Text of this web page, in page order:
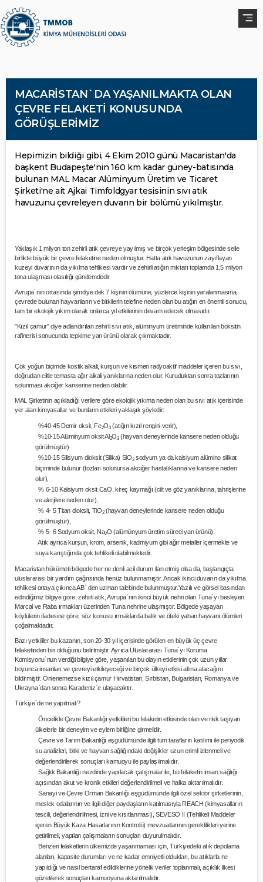
MACARİSTAN`DA YAŞANILMAKTA OLAN
ÇEVRE FELAKETİ KONUSUNDA
GÖRÜŞLERİMİZ
Hepimizin bildiği gibi, 4 Ekim 2010 günü Macaristan'da
başkent Budapeşte'nin 160 km kadar güney-batısında
bulunan MAL Macar Alüminyum Üretim ve Ticaret
Şirketi'ne ait Ajkai Timfoldgyar tesisinin sıvı atık
havuzunu çevreleyen duvarın bir bölümü yıkılmıştır.
Yaklaşık 1 milyon ton zehirli atık çevreye yayılmış ve birçok yerleşim bölgesinde selle
birlikte büyük bir çevre felaketine neden olmuştur. Hatta atık havuzunun zayıflayan
kuzeyi duvarının da yıkılma tehlikesi vardır ve zehirli atığın miktarı toplamda 1,5 milyon
tona ulaşması olasılığı gündemdedir.
Avrupa`nın ortasında şimdiye dek 7 kişinin ölümüne, yüzlerce kişinin yaralanmasına,
çevrede bulunan hayvanların ve bitkilerin telefine neden olan bu atığın en önemli sonucu,
tam bir ekolojik yıkım olarak onlarca yıl etkilerinin devam edecek olmasıdır.
"Kızıl çamur" diye adlandırılan zehirli sıvı atık, alüminyum üretiminde kullanılan boksitin
rafinerisi sonucunda tepkime yan ürünü olarak çıkmaktadır.
Çok yoğun biçimde kostik alkali, kurşun ve kısmen radyoaktif maddeler içeren bu sıvı,
doğrudan ciltle temasta ağır alkali yanıklarına neden olur. Kuruduktan sonra tozlarının
solunması akciğer kanserine neden olabilir.
MAL Şirketinin açıkladığı verilere göre ekolojik yıkıma neden olan bu sıvı atık içerisinde
yer alan kimyasallar ve bunların etkileri yaklaşık şöyledir:
%40-45 Demir oksit, Fe2O3(atığın kızıl rengini verir),
%10-15 Alüminyum oksit Al2O3(hayvan deneylerinde kansere neden olduğu
görülmüştür)
%10-15 Silisyum dioksit (Silika) SiO2sodyum ya da kalsiyum alümino silikat
biçiminde bulunur (tozları solunursa akciğer hastalıklarına ve kansere neden
olur),
% 6-10 Kalsiyum oksit CaO, kireç kaymağı (cilt ve göz yanıklarına, tahrişlerine
ve alerjilere neden olur),
% 4- 5 Titan dioksit, TiO2(hayvan deneylerinde kansere neden olduğu
görülmüştür),
% 5- 6 Sodyum oksit, Na2O (alümünyum üretim süreci yan ürünü),
Atık ayrıca kurşun, krom, arsenik, kadmiyum gibi ağır metaller içermekte ve
suya karıştığında çok tehlikeli olabilmektedir.
Macaristan hükümeti bölgede her ne denli acil durum ilan etmiş olsa da, başlangıçta
uluslararası bir yardım çağrısında henüz bulunmamıştır. Ancak ikinci duvarın da yıkılma
tehlikesi ortaya çıkınca AB` den uzman talebinde bulunmuştur.Yazılı ve görsel basından
edindiğimiz bilgiye göre, zehirli atık, Avrupa`nın ikinci büyük nehri olan Tuna`yı besleyen
Marcal ve Raba ırmakları üzerinden Tuna nehrine ulaşmıştır. Bölgede yaşayan
köylülerin ifadesine göre, söz konusu ırmaklarda balık ve öteki yaban hayvanı ölümleri
çoğalmaktadır.
Bazı yetkililer bu kazanın, son 20-30 yıl içerisinde görülen en büyük üç çevre
felaketinden biri olduğunu belirtmiştir. Ayrıca Uluslararası Tuna`yı Koruma
Komisyonu`nun verdiği bilgiye göre, yaşanılan bu olayın etkilerinin çok uzun yıllar
boyunca insanları ve çevreyi etkileyeceği ve birçok ülkeyi etkisi altına alacağını
bildirmiştir. Önlenemezse kızıl çamur Hırvatistan, Sırbistan, Bulgaristan, Romanya ve
Ukrayna`dan sonra Karadeniz`e ulaşacaktır.
Türkiye`de ne yapılmalı?
Öncelikle Çevre Bakanlığı yetkilileri bu felaketin etkisinde olan ve risk taşıyan
ülkelerle bir deneyim ve eylem birliğine girmelidir.
Çevre ve Tarım Bakanlığı eşgüdümünde ilgili tüm tarafların katılımı ile periyodik
su analizleri, bitki ve hayvan sağlığındaki değişikler uzun erimli izlenmeli ve
değerlendirilerek sonuçları kamuoyu ile paylaşılmalıdır.
Sağlık Bakanlığı nezdinde yapılacak çalışmalar ile, bu felaketin insan sağlığı
açısından akut ve kronik etkileri değerlendirilmeli ve halka aktarılmalıdır.
Sanayi ve Çevre Orman Bakanlığı eşgüdümünde ilgili özel sektör şirketlerinin,
meslek odalarının ve ilgili diğer paydaşların katılmasıyla REACH (kimyasalların
tescili, değerlendirilmesi, izni ve kısıtlanması), SEVESO II (Tehlikeli Maddeler
içeren Büyük Kaza Hasarlarının Kontrolü) mevzuatlarının gereklilikleri yerine
getirilmeli, yapılan çalışmaların sonuçları duyurulmalıdır.
Benzeri felaketlerin ülkemizde yaşanmaması için, Türkiyedeki atık depolama
alanları, kapasite durumları ve ne kadar emniyetli oldukları, bu atıklarla ne
yapıldığı ve nasıl bertaraf edildiklerine yönelik veriler toplanmalı, açıklık ilkesi
gözetilerek sonuçları kamuoyuna aktarılmalıdır.